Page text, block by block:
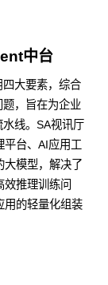
中台
大要素，综合
，旨在为企业
线。SA视讯厅
平台、AI应用工
大模型，解决了
推理训练问
用的轻量化组装